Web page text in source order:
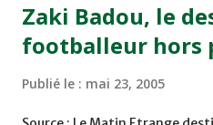
Zaki Badou, le
footballeur hors
Publié le : mai 23, 2005